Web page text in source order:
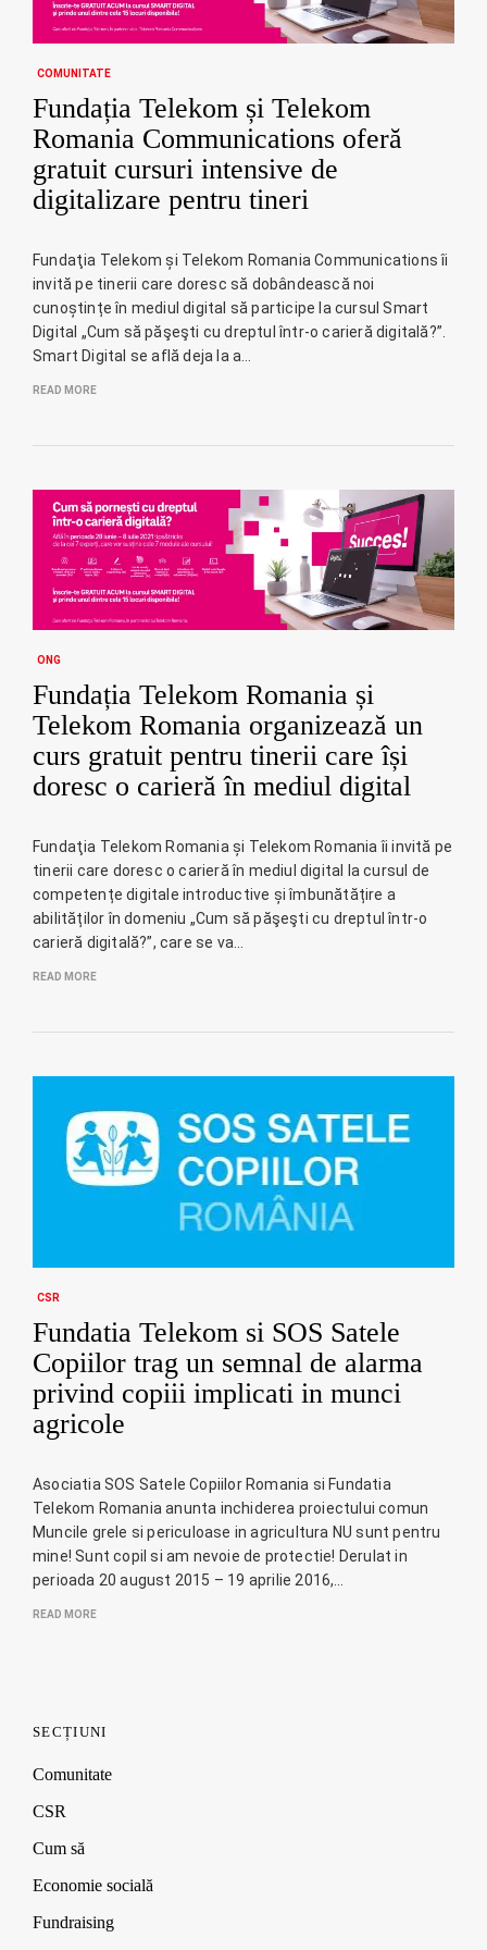
COMUNITATE
Fundația Telekom și Telekom
Romania Communications oferă
gratuit cursuri intensive de
digitalizare pentru tineri
Fundaţia Telekom și Telekom Romania Communications îi
invită pe tinerii care doresc să dobândească noi
cunoștințe în mediul digital să participe la cursul Smart
Digital „Cum să păşeşti cu dreptul într-o carieră digitală?”.
Smart Digital se află deja la a…
READ MORE
ONG
Fundația Telekom Romania și
Telekom Romania organizează un
curs gratuit pentru tinerii care își
doresc o carieră în mediul digital
Fundaţia Telekom Romania și Telekom Romania îi invită pe
tinerii care doresc o carieră în mediul digital la cursul de
competențe digitale introductive și îmbunătățire a
abilităților în domeniu „Cum să păşeşti cu dreptul într-o
carieră digitală?”, care se va…
READ MORE
CSR
Fundatia Telekom si SOS Satele
Copiilor trag un semnal de alarma
privind copiii implicati in munci
agricole
Asociatia SOS Satele Copiilor Romania si Fundatia
Telekom Romania anunta inchiderea proiectului comun
Muncile grele si periculoase in agricultura NU sunt pentru
mine! Sunt copil si am nevoie de protectie! Derulat in
perioada 20 august 2015 – 19 aprilie 2016,…
READ MORE
SECȚIUNI
Comunitate
CSR
Cum să
Economie socială
Fundraising